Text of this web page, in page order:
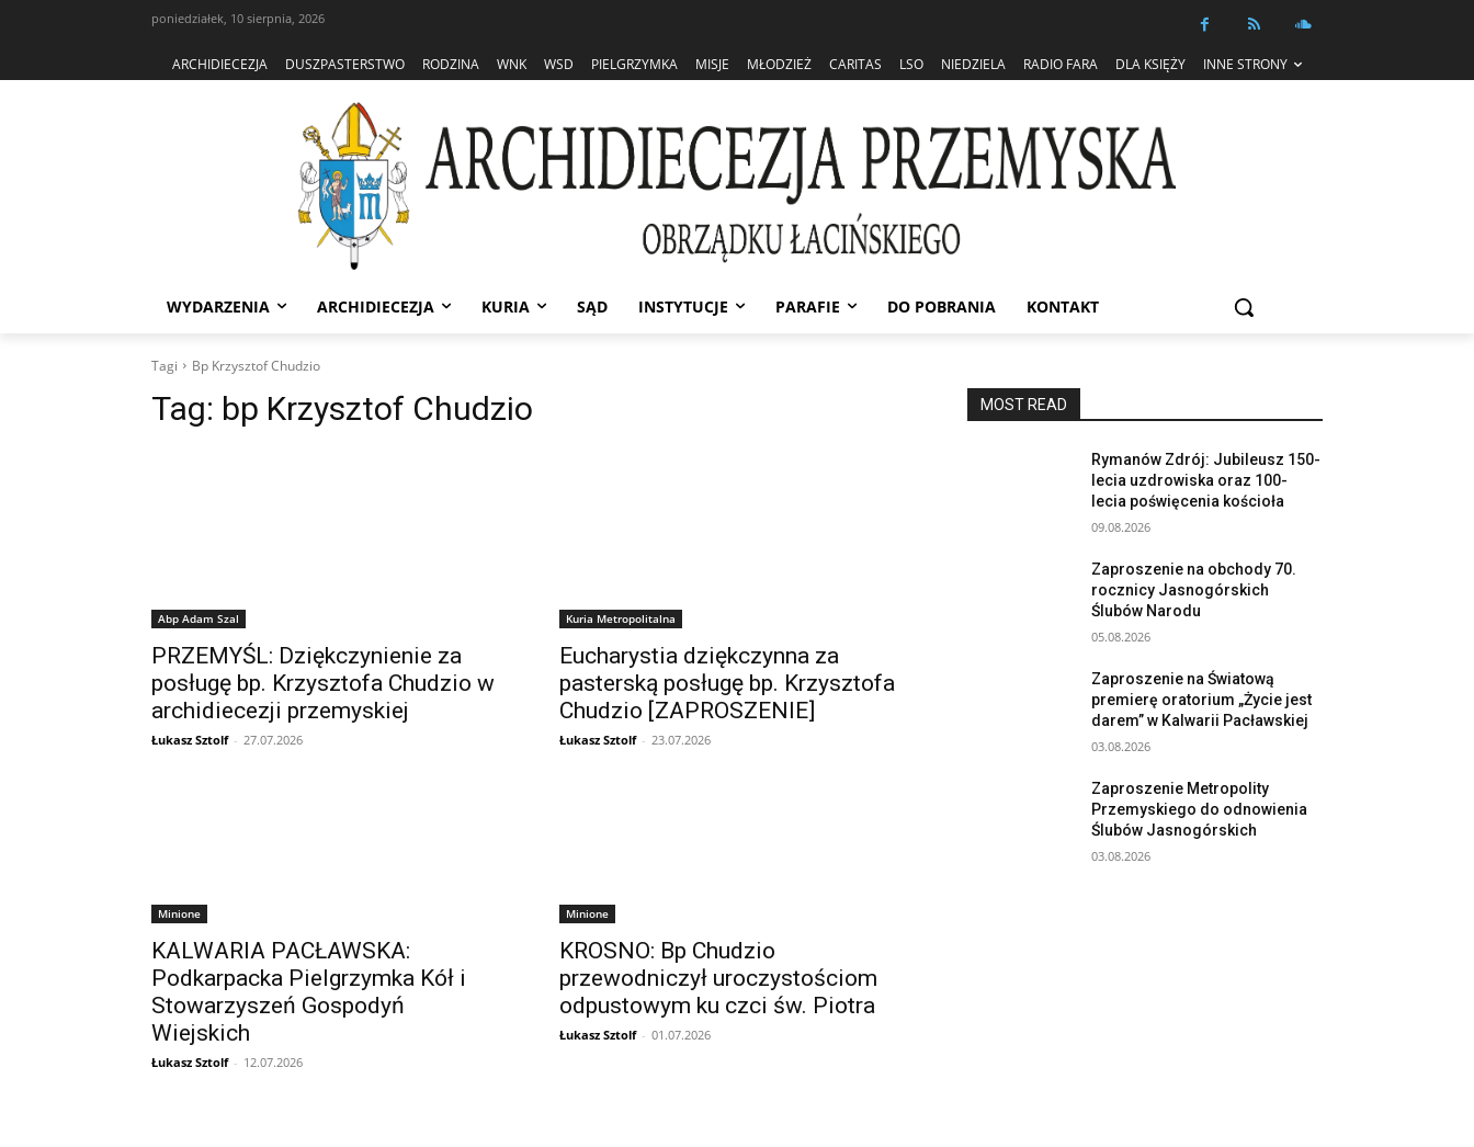
poniedziałek, 10 sierpnia, 2026
ARCHIDIECEZJA DUSZPASTERSTWO RODZINA WNK WSD PIELGRZYMKA MISJE MŁODZIEŻ CARITAS LSO NIEDZIELA RADIO FARA DLA KSIĘŻY INNE STRONY
WYDARZENIA ARCHIDIECEZJA KURIA SĄD INSTYTUCJE PARAFIE DO POBRANIA KONTAKT
Tagi Bp Krzysztof Chudzio
Tag: bp Krzysztof Chudzio
Abp Adam Szal
PRZEMYŚL: Dziękczynienie za
posługę bp. Krzysztofa Chudzio w
archidiecezji przemyskiej
Łukasz Sztolf - 27.07.2026
Kuria Metropolitalna
Eucharystia dziękczynna za
pasterską posługę bp. Krzysztofa
Chudzio [ZAPROSZENIE]
Łukasz Sztolf - 23.07.2026
Minione
KALWARIA PACŁAWSKA:
Podkarpacka Pielgrzymka Kół i
Stowarzyszeń Gospodyń
Wiejskich
Łukasz Sztolf - 12.07.2026
Minione
KROSNO: Bp Chudzio
przewodniczył uroczystościom
odpustowym ku czci św. Piotra
Łukasz Sztolf - 01.07.2026
MOST READ
Rymanów Zdrój: Jubileusz 150-
lecia uzdrowiska oraz 100-
lecia poświęcenia kościoła
09.08.2026
Zaproszenie na obchody 70.
rocznicy Jasnogórskich
Ślubów Narodu
05.08.2026
Zaproszenie na Światową
premierę oratorium „Życie jest
darem” w Kalwarii Pacławskiej
03.08.2026
Zaproszenie Metropolity
Przemyskiego do odnowienia
Ślubów Jasnogórskich
03.08.2026